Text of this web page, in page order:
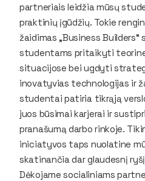
partneriais leidžia mūsų
praktinių įgūdžių. Tokie
žaidimas „Business
studentams pritaikyti
situacijose bei ugdyti
inovatyvias technologijas ir
studentai patiria tikrąją
juos būsimai karjerai ir
pranašumą darbo rinkoje.
iniciatyvos taps nuolatine
skatinančia dar glaudesnį
Dėkojame socialiniams